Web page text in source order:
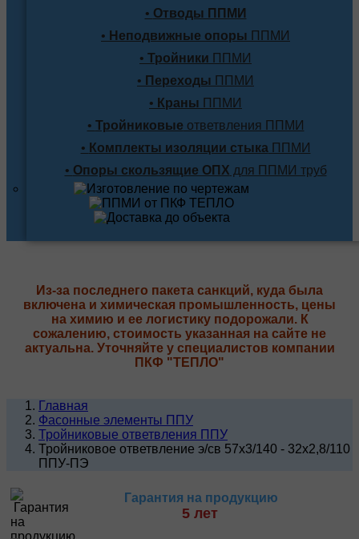
• Отводы ППМИ
• Неподвижные опоры ППМИ
• Тройники ППМИ
• Переходы ППМИ
• Краны ППМИ
• Тройниковые ответвления ППМИ
• Комплекты изоляции стыкаППМИ
• Опоры скользящие ОПХ для ППМИ труб
Из-за последнего пакета санкций, куда была
включена и химическая промышленность, цены
на химию и ее логистику подорожали. К
сожалению, стоимость указанная на сайте не
актуальна. Уточняйте у специалистов компании
ПКФ "ТЕПЛО"
Главная
Фасонные элементы ППУ
Тройниковые ответвления ППУ
Тройниковое ответвление э/св 57х3/140 - 32х2,8/110
ППУ-ПЭ
Гарантия на продукцию
5 лет